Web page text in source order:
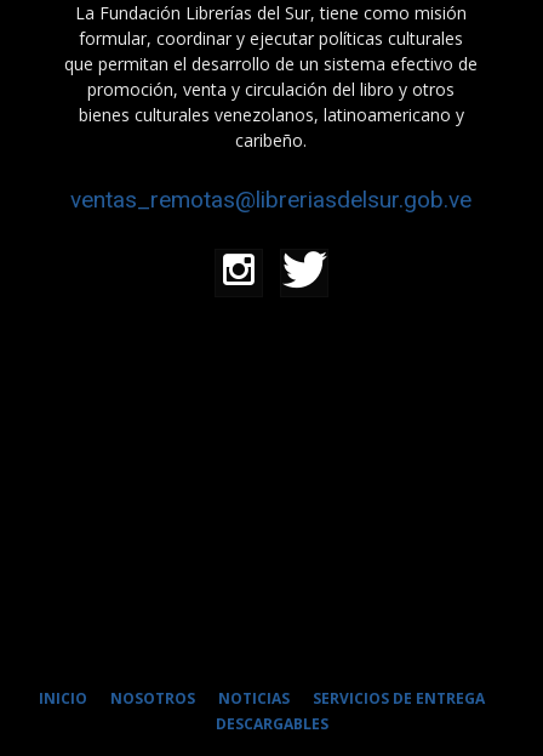
La Fundación Librerías del Sur, tiene como misión
formular, coordinar y ejecutar políticas culturales
que permitan el desarrollo de un sistema efectivo de
promoción, venta y circulación del libro y otros
bienes culturales venezolanos, latinoamericano y
caribeño.
ventas_remotas@libreriasdelsur.gob.ve
INICIO NOSOTROS NOTICIAS
SERVICIOS DE ENTREGA
DESCARGABLES